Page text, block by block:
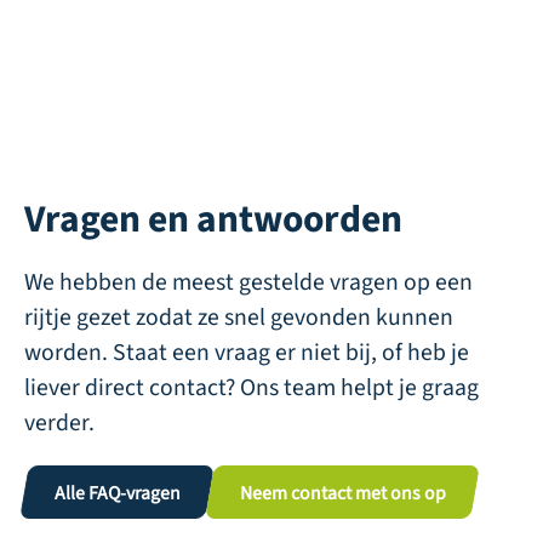
Vragen en antwoorden
We hebben de meest gestelde vragen op een
rijtje gezet zodat ze snel gevonden kunnen
worden. Staat een vraag er niet bij, of heb je
liever direct contact? Ons team helpt je graag
verder.
Alle FAQ-vragen Neem contact met ons op